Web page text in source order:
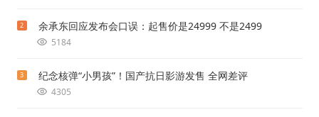
2 余承东回应发布会口误：起售价是24999 不是2499
5184
3 纪念核弹“小男孩”！国产抗日影游发售 全网差评
4305